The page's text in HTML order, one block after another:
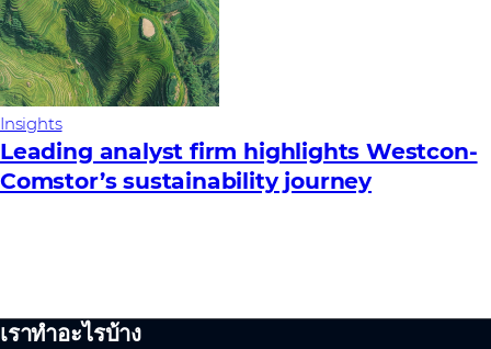
Insights
Leading analyst firm highlights Westcon-
Comstor’s sustainability journey
เราทำอะไรบ้าง